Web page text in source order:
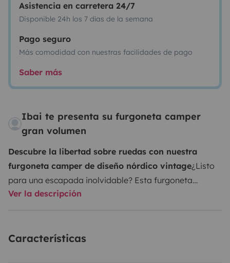
Asistencia en carretera 24/7
Disponible 24h los 7 días de la semana
Pago seguro
Más comodidad con nuestras facilidades de pago
Saber más
Ibai te presenta su furgoneta camper
gran volumen
Descubre la libertad sobre ruedas con nuestra
furgoneta camper de diseño nórdico vintage¿Listo
para una escapada inolvidable? Esta furgoneta
camper de gran tamaño es tu compañera perfecta
vintage, crea un ambiente acogedor y funcional que te
Ver la descripción
Características